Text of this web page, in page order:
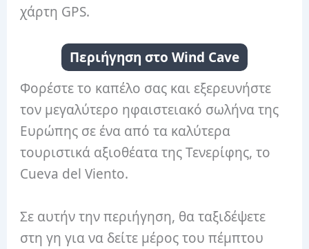
χάρτη GPS.
Περιήγηση στο Wind Cave
Φορέστε το καπέλο σας και εξερευνήστε
τον μεγαλύτερο ηφαιστειακό σωλήνα της
Ευρώπης σε ένα από τα καλύτερα
τουριστικά αξιοθέατα της Τενερίφης, το
Cueva del Viento.
Σε αυτήν την περιήγηση, θα ταξιδέψετε
στη γη για να δείτε μέρος του πέμπτου